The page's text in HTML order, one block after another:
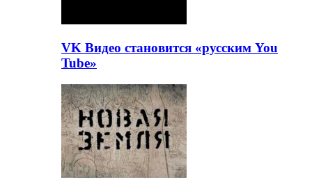
VK Видео становится «русским You
Tube»